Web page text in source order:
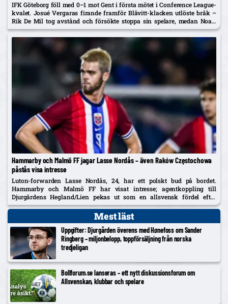
IFK Göteborg föll med 0–1 mot Gent i första mötet i Conference League-
kvalet. Josué Vergaras firande framför Blåvitt-klacken utlöste bråk –
Rik De Mil tog avstånd och försökte stoppa sin spelare, medan Noah
Tolf varnades och Erlingmark sågar domarinsatsen.
Hammarby och Malmö FF jagar Lasse Nordås – även Raków Częstochowa
påstås visa intresse
Luton-forwarden Lasse Nordås, 24, har ett polskt bud på bordet.
Hammarby och Malmö FF har visat intresse; agentkoppling till
Djurgårdens Hegland/Lien pekas ut som en allsvensk fördel efter
norrmannens succélån i Heerenveen.
Mest läst
Uppgifter: Djurgården överens med Hønefoss om Sander
Ringberg – miljonbelopp, toppförsäljning från norska
tredjeligan
Bollforum.se lanseras – ett nytt diskussionsforum om
Allsvenskan, klubbar och spelare